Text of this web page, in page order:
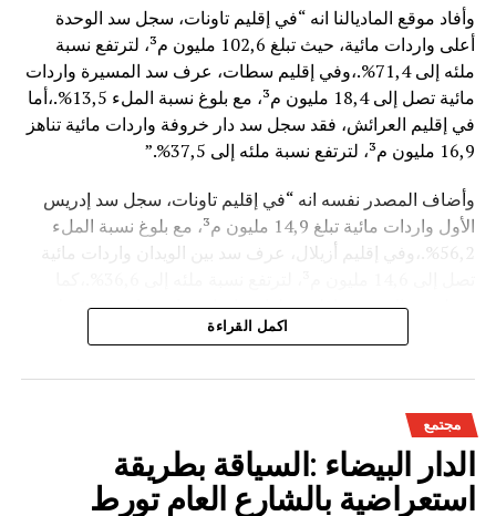
وأفاد موقع الماديالنا انه “في إقليم تاونات، سجل سد الوحدة
أعلى واردات مائية، حيث تبلغ 102,6 مليون م³، لترتفع نسبة
ملئه إلى 71,4%.،وفي إقليم سطات، عرف سد المسيرة واردات
مائية تصل إلى 18,4 مليون م³، مع بلوغ نسبة الملء 13,5%.،أما
في إقليم العرائش، فقد سجل سد دار خروفة واردات مائية تناهز
16,9 مليون م³، لترتفع نسبة ملئه إلى 37,5%.”
وأضاف المصدر نفسه انه “في إقليم تاونات، سجل سد إدريس
الأول واردات مائية تبلغ 14,9 مليون م³، مع بلوغ نسبة الملء
56,2%.،وفي إقليم أزيلال، عرف سد بين الويدان واردات مائية
وتعكس هذه المعطيات الأثر الإيجابي على الثروة المائية
الوطنية،والفرشة المئية عموما ووقعها الايجابي على الفلاحة بعد
سنوات الجفاف .
اكمل القراءة
مجتمع
الدار البيضاء :السياقة بطريقة
استعراضية بالشارع العام تورط